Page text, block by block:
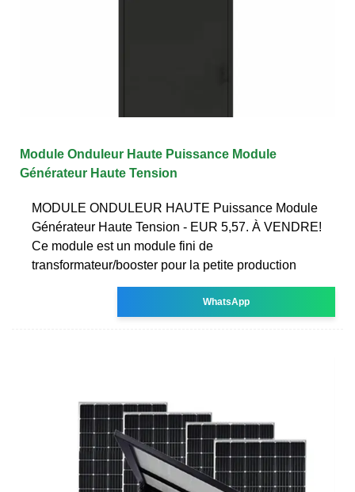
Module Onduleur Haute Puissance Module
Générateur Haute Tension
MODULE ONDULEUR HAUTE Puissance Module
Générateur Haute Tension - EUR 5,57. À VENDRE!
Ce module est un module fini de
transformateur/booster pour la petite production
WhatsApp